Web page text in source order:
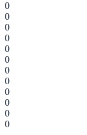
0
0
0
0
0
0
0
0
0
0
0
0